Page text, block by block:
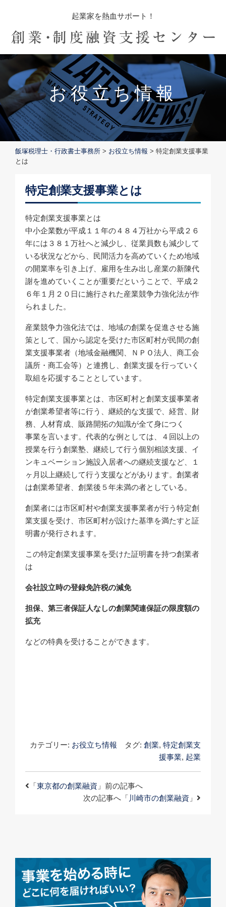
起業家を熱血サポート！
お役立ち情報
飯塚税理士・行政書士事務所 > お役立ち情報 > 特定創業支援事業
とは
特定創業支援事業とは
特定創業支援事業とは
中小企業数が平成１１年の４８４万社から平成２６
年には３８１万社へと減少し、従業員数も減少して
いる状況などから、民間活力を高めていくため地域
の開業率を引き上げ、雇用を生み出し産業の新陳代
謝を進めていくことが重要だということで、平成２
６年１月２０日に施行された産業競争力強化法が作
られました。
産業競争力強化法では、地域の創業を促進させる施
策として、国から認定を受けた市区町村が民間の創
業支援事業者（地域金融機関、ＮＰＯ法人、商工会
議所・商工会等）と連携し、創業支援を行っていく
取組を応援することとしています。
特定創業支援事業とは、市区町村と創業支援事業者
が創業希望者等に行う、継続的な支援で、経営、財
務、人材育成、販路開拓の知識が全て身につく
事業を言います。代表的な例としては、４回以上の
授業を行う創業塾、継続して行う個別相談支援、イ
ンキュベーション施設入居者への継続支援など、１
ヶ月以上継続して行う支援などがあります。創業者
は創業希望者、創業後５年未満の者としている。
創業者には市区町村や創業支援事業者が行う特定創
業支援を受け、市区町村が設けた基準を満たすと証
明書が発行されます。
この特定創業支援事業を受けた証明書を持つ創業者
は
会社設立時の登録免許税の減免
担保、第三者保証人なしの創業関連保証の限度額の
拡充
などの特典を受けることができます。
カテゴリー: お役立ち情報 タグ: 創業, 特定創業支
援事業, 起業
「東京都の創業融資 」前の記事へ
次の記事へ「 川崎市の創業融資 」